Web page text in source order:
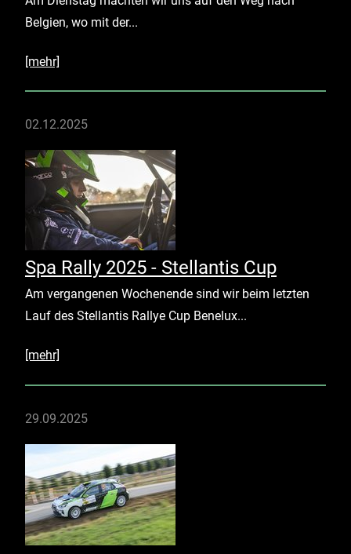
Belgien, wo mit der...
[mehr]
02.12.2025
Spa Rally 2025 - Stellantis Cup
Am vergangenen Wochenende sind wir beim letzten
Lauf des Stellantis Rallye Cup Benelux...
[mehr]
29.09.2025